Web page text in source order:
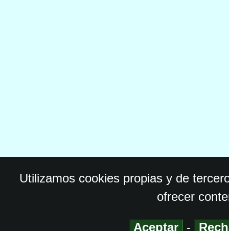
Utilizamos cookies propias y de
ofrecer
Aceptar -